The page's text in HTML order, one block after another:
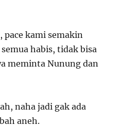
pace kami semakin
habis, tidak bisa
meminta Nunung dan
naha jadi gak ada
aneh.